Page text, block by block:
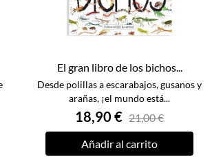
El gran libro de los bichos...
Desde polillas a escarabajos, gusanos y
arañas, ¡el mundo está...
18,90 € 21,00 €
Añadir al carrito